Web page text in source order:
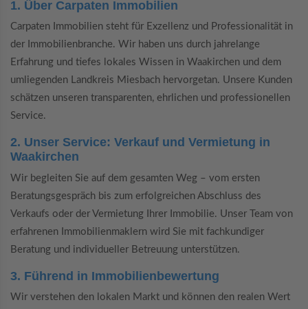
1. Über Carpaten Immobilien
Carpaten Immobilien steht für Exzellenz und Professionalität in
der Immobilienbranche. Wir haben uns durch jahrelange
Erfahrung und tiefes lokales Wissen in Waakirchen und dem
umliegenden Landkreis Miesbach hervorgetan. Unsere Kunden
schätzen unseren transparenten, ehrlichen und professionellen
Service.
2. Unser Service: Verkauf und Vermietung in
Waakirchen
Wir begleiten Sie auf dem gesamten Weg – vom ersten
Beratungsgespräch bis zum erfolgreichen Abschluss des
Verkaufs oder der Vermietung Ihrer Immobilie. Unser Team von
erfahrenen Immobilienmaklern wird Sie mit fachkundiger
Beratung und individueller Betreuung unterstützen.
3. Führend in Immobilienbewertung
Wir verstehen den lokalen Markt und können den realen Wert